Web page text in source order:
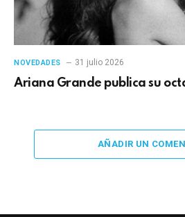
NOVEDADES 31 julio 2026
Ariana Grande publica su
AÑADIR UN